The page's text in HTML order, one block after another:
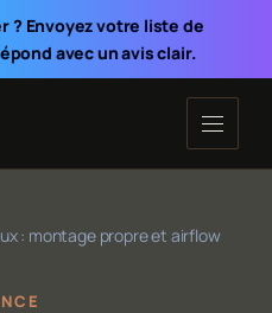
? Envoyez votre liste de
avec un avis clair.
: montage propre et airflow